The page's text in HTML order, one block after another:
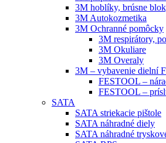
3M hoblíky, brúsne
3M Autokozmetika
3M Ochranné pomôcky
3M respirátory,
3M Okuliare
3M Overaly
3M – vybavenie dielní
FESTOOL –
FESTOOL –
SATA
SATA striekacie pištole
SATA náhradné diely
SATA náhradné